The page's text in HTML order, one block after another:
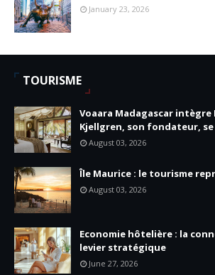
January 23, 2026
TOURISME
Voaara Madagascar intègre
Kjellgren, son fondateur, se
August 03, 2026
Île Maurice : le tourisme
August 03, 2026
Economie hôtelière : la
levier stratégique
June 27, 2026